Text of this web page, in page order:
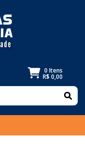
0 Itens
R$ 0,00